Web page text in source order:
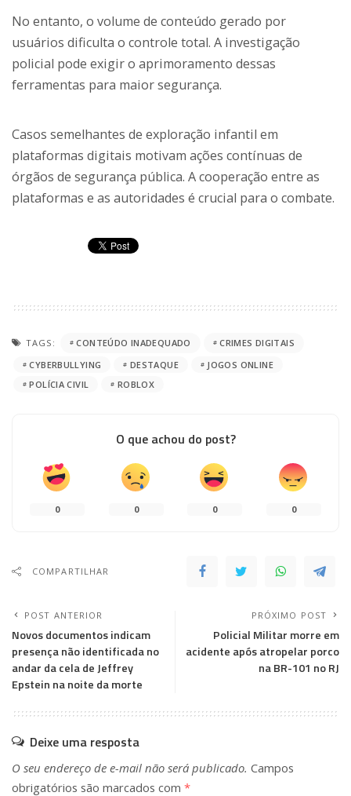
No entanto, o volume de conteúdo gerado por
usuários dificulta o controle total. A investigação
policial pode exigir o aprimoramento dessas
ferramentas para maior segurança.
Casos semelhantes de exploração infantil em
plataformas digitais motivam ações contínuas de
órgãos de segurança pública. A cooperação entre as
plataformas e as autoridades é crucial para o combate.
TAGS: CONTEÚDO INADEQUADO
CRIMES DIGITAIS
CYBERBULLYING
DESTAQUE
JOGOS ONLINE
POLÍCIA CIVIL
ROBLOX
O que achou do post?
0 0 0 0
COMPARTILHAR
POST ANTERIOR
Novos documentos indicam
presença não identificada no
andar da cela de Jeffrey
Epstein na noite da morte
PRÓXIMO POST
Policial Militar morre em
acidente após atropelar porco
na BR-101 no RJ
Deixe uma resposta
O seu endereço de e-mail não será publicado. Campos
obrigatórios são marcados com *